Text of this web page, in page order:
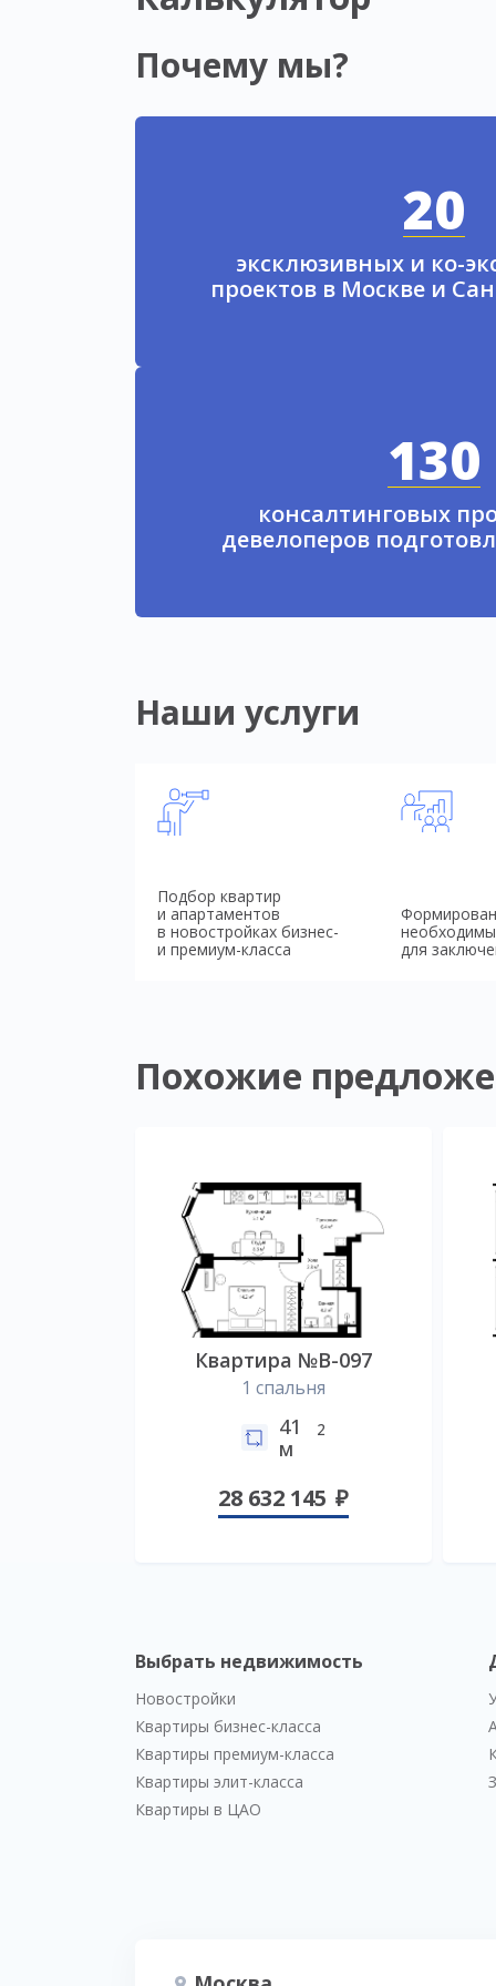
Почему мы?
20
эксклюзивных и ко-
проектов в Москве и
130
консалтинговых
девелоперов
Наши услуги
Подбор квартир
и апартаментов
в новостройках бизнес-
и премиум-класса
для
Похожие
Квартира №B-097
1 спальня
41
м
2
28 632 145
Выбрать недвижимость
Новостройки
Квартиры бизнес-класса
Квартиры премиум-класса
Квартиры элит-класса
Квартиры в ЦАО